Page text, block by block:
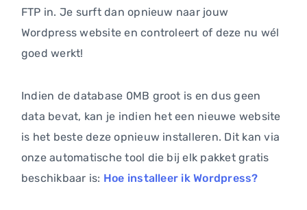
FTP in. Je surft dan opnieuw naar jouw
Wordpress website en controleert of deze nu wél
goed werkt!
Indien de database 0MB groot is en dus geen
data bevat, kan je indien het een nieuwe website
is het beste deze opnieuw installeren. Dit kan via
onze automatische tool die bij elk pakket gratis
beschikbaar is: Hoe installeer ik Wordpress?